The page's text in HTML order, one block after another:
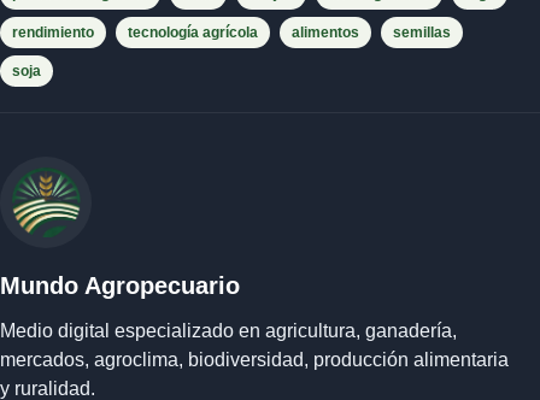
rendimiento tecnología agrícola alimentos semillas
soja
Mundo Agropecuario
Medio digital especializado en agricultura, ganadería,
mercados, agroclima, biodiversidad, producción alimentaria
y ruralidad.